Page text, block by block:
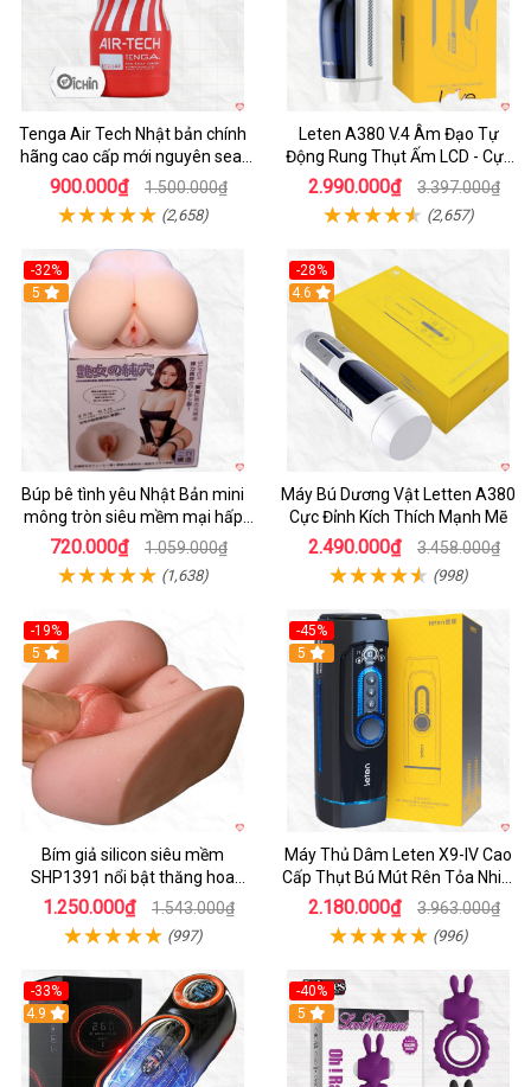
Tenga Air Tech Nhật bản chính
hãng cao cấp mới nguyên seal
giá tốt
900.000₫ 1.500.000₫
(2,658)
Leten A380 V.4 Âm Đạo Tự
Động Rung Thụt Ấm LCD - Cực
Phê
2.990.000₫ 3.397.000₫
(2,657)
-32%
Hot
5
Búp bê tình yêu Nhật Bản mini
mông tròn siêu mềm mại hấp
dẫn
720.000₫ 1.059.000₫
(1,638)
-28%
Hot
4.6
Máy Bú Dương Vật Letten A380
Cực Đỉnh Kích Thích Mạnh Mẽ
2.490.000₫ 3.458.000₫
(998)
-19%
Hot
5
Bím giả silicon siêu mềm
SHP1391 nổi bật thăng hoa
hoàn hảo
1.250.000₫ 1.543.000₫
(997)
-45%
Hot
5
Máy Thủ Dâm Leten X9-IV Cao
Cấp Thụt Bú Mút Rên Tỏa Nhiệt
Sạc Pin
2.180.000₫ 3.963.000₫
(996)
-33%
Hot
4.9
-40%
5